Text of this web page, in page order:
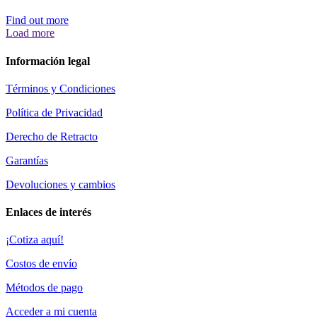
Find out more
Load more
Información legal
Términos y Condiciones
Política de Privacidad
Derecho de Retracto
Garantías
Devoluciones y cambios
Enlaces de interés
¡Cotiza aquí!
Costos de envío
Métodos de pago
Acceder a mi cuenta